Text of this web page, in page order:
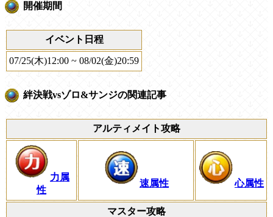
開催期間
イベント日程
07/25(木)12:00 ~ 08/02(金)20:59
絆決戦vsゾロ&サンジの関連記事
アルティメイト攻略
力属
性
速属性 心属性
マスター攻略